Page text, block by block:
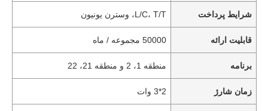
شرایط پرداخت L/C، T/T، وسترن یونیون
قابلیت ارائه 50000 مجموعه / ماه
برنامه منطقه 1، 2 و منطقه 21، 22
زمان شارژ 2*3 وات